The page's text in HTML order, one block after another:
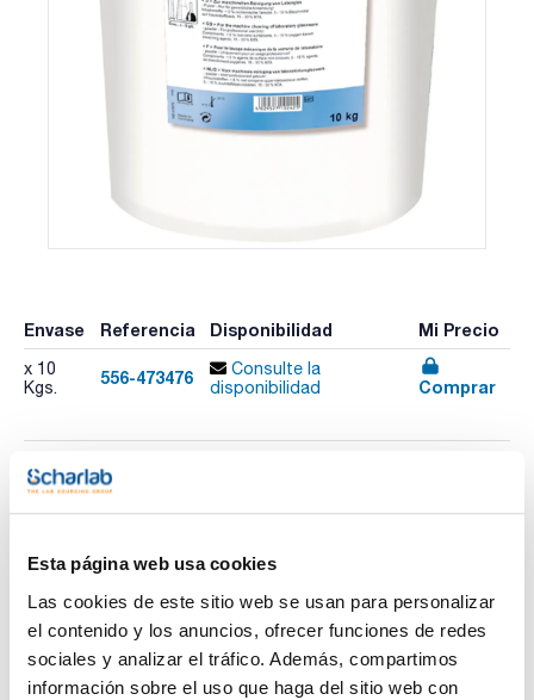
Esta página web usa cookies
Las cookies de este sitio web se usan para personalizar
el contenido y los anuncios, ofrecer funciones de redes
sociales y analizar el tráfico. Además, compartimos
información sobre el uso que haga del sitio web con
Envase Referencia Disponibilidad Mi Precio
x 10
Kgs.
556-473476
Consulte la
disponibilidad
Comprar
Imprimir ficha de
producto
Descripción : Neodisher® LaboClean UW, cubo
Capacidad (kg) : 10
Pack (u.) : 1
Detergente en polvo ligeramente alcalino para la limpieza a
máquina de vidrios y otros utensilios técnicos de laboratorio.
Especial para la limpieza a máquina de vidrio en laboratorios
de análisis de agua, en institutos de serología y en la
Ver más